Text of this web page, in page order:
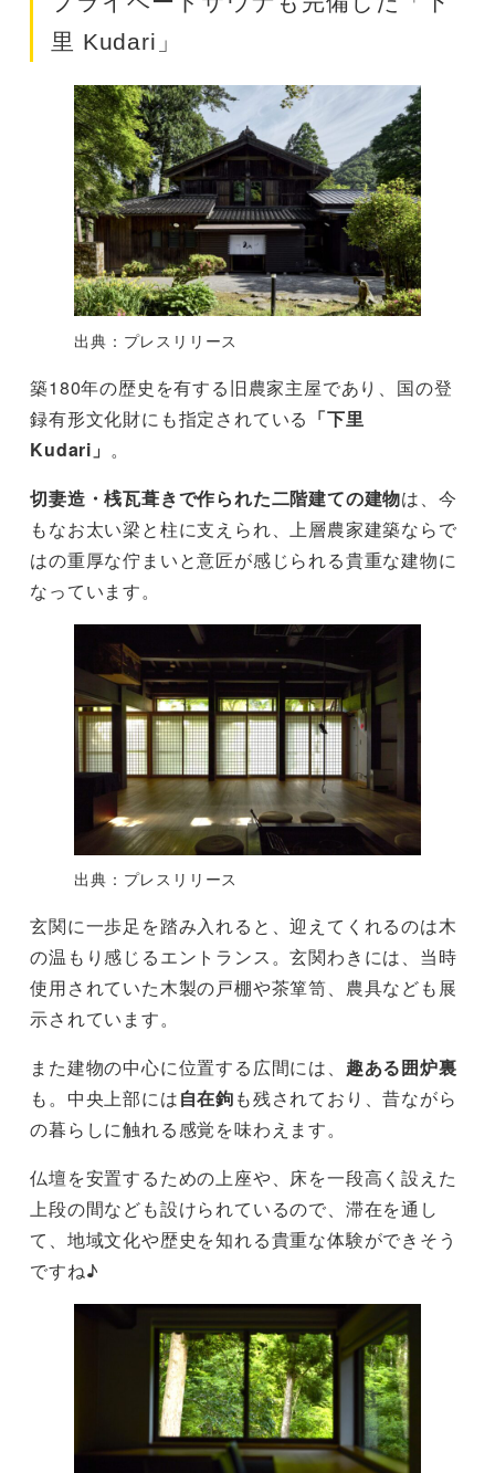
里 Kudari」
出典：プレスリリース
築180年の歴史を有する旧農家主屋であり、国の登
録有形文化財にも指定されている 「下里
Kudari」 。
切妻造・桟瓦葺きで作られた二階建ての建物は、今
もなお太い梁と柱に支えられ、上層農家建築ならで
はの重厚な佇まいと意匠が感じられる貴重な建物に
なっています。
出典：プレスリリース
玄関に一歩足を踏み入れると、迎えてくれるのは木
の温もり感じるエントランス。玄関わきには、当時
使用されていた木製の戸棚や茶箪笥、農具なども展
示されています。
また建物の中心に位置する広間には、 趣ある囲炉裏
も。中央上部には自在鉤も残されており、昔ながら
の暮らしに触れる感覚を味わえます。
仏壇を安置するための上座や、床を一段高く設えた
上段の間なども設けられているので、滞在を通し
て、地域文化や歴史を知れる貴重な体験ができそう
ですね♪